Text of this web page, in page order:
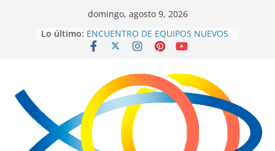
domingo, agosto 9, 2026
Lo último: ENCUENTRO DE EQUIPOS NUEVOS
SECTOR FLORENCIA
ENSCOLSUR.
COLEGIO REGIONAL FINAL 2025
EUCARISTÍA DE FRATERNIDAD
OCTUBRE 2025